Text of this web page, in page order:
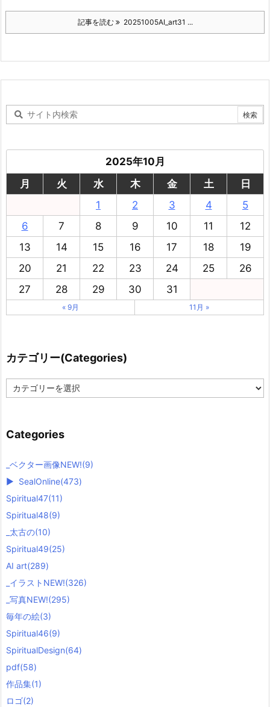
記事を読む 20251005AI_art31 ...
2025年10月
月
火 水 木 金 土
日
1
2 3 4
5
6
7 8 9 10 11
12
13
14 15 16 17 18
19
20
21 22 23 24 25
26
27
28 29 30 31
« 9月 11月 »
カテゴリー(Categories)
テ
ー
(
t
e
o
r
e
s
)
Categories
_ベクター画像NEW!(9)
► SealOnline(473)
Spiritual47(11)
Spiritual48(9)
_太古の(10)
Spiritual49(25)
AI art(289)
_イラストNEW!(326)
_写真NEW!(295)
毎年の絵(3)
Spiritual46(9)
SpiritualDesign(64)
pdf(58)
作品集(1)
ロゴ(2)